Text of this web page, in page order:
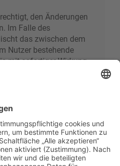
den Änderungen
Im Falle des
das zwischen dem
Nutzer bestehende
mit sofortiger Wirkung.
Nutzer den
mit deinen
in der